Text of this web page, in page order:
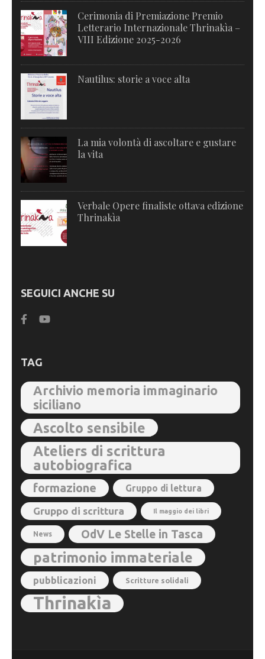
Cerimonia di Premiazione Premio
Letterario Internazionale Thrinakìa –
VIII Edizione 2025-2026
Nautilus: storie a voce alta
La mia volontà di ascoltare e gustare
la vita
Verbale Opere finaliste ottava edizione
Thrinakìa
SEGUICI ANCHE SU
TAG
Archivio memoria immaginario
siciliano
Ascolto sensibile
Ateliers di scrittura
autobiografica
formazione Gruppo di lettura
Gruppo di scrittura Il maggio dei libri
News OdV Le Stelle in Tasca
patrimonio immateriale
pubblicazioni Scritture solidali
Thrinakìa